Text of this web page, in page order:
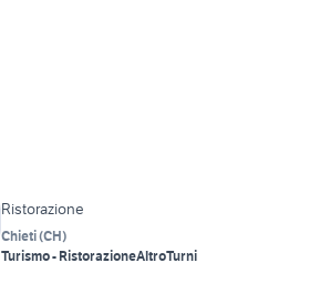
Ristorazione
Chieti(CH)
Turismo - RistorazioneAltroTurni